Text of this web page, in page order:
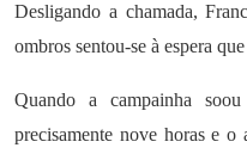
Desligando a chamada,
ombros sentou-se à espera
Quando a campainha
precisamente nove horas e o